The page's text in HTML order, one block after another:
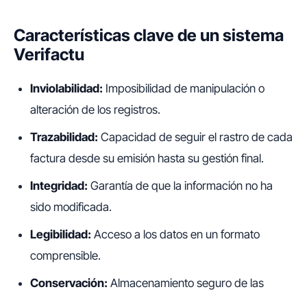
Características clave de un sistema
Verifactu
Inviolabilidad: Imposibilidad de manipulación o
alteración de los registros.
Trazabilidad: Capacidad de seguir el rastro de cada
factura desde su emisión hasta su gestión final.
Integridad: Garantía de que la información no ha
sido modificada.
Legibilidad: Acceso a los datos en un formato
comprensible.
Conservación: Almacenamiento seguro de las